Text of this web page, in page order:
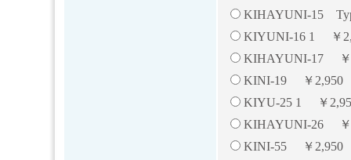
KIHAYUNI-15
KIYUNI-16 1 ￥
KIHAYUNI-17 ￥
KINI-19 ￥
KIYU-25 1 ￥
KIHAYUNI-26 ￥
KINI-55 ￥2,950